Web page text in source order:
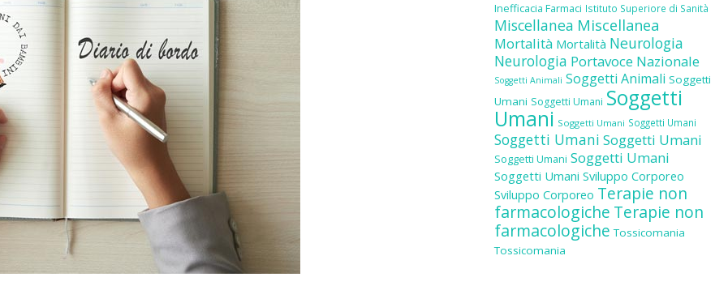
Inefficacia Farmaci Istituto Superiore di Sanità
Miscellanea Miscellanea
Mortalità Mortalità Neurologia
Neurologia Portavoce Nazionale
Soggetti Animali Soggetti Animali Soggetti
Umani Soggetti Umani Soggetti
Umani Soggetti Umani Soggetti Umani
Soggetti Umani Soggetti Umani
Soggetti Umani Soggetti Umani
Soggetti Umani Sviluppo Corporeo
Sviluppo Corporeo Terapie non
farmacologiche Terapie non
farmacologiche Tossicomania
Tossicomania